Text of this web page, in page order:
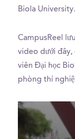
Biola University.
CampusReel
video dưới đây,
viên Đại học
phòng thí